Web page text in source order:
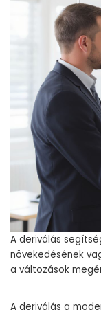
A deriválás
növekedésének
a változások
A deriválás a